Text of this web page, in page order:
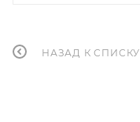
НАЗАД К СПИСКУ